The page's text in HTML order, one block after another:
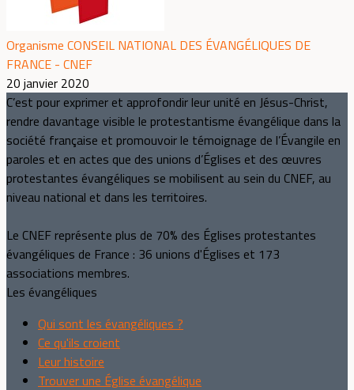
Organisme CONSEIL NATIONAL DES ÉVANGÉLIQUES DE
FRANCE - CNEF
20 janvier 2020
C’est pour exprimer et approfondir leur unité en Jésus-Christ,
rendre davantage visible le protestantisme évangélique dans la
société française et promouvoir le témoignage de l’Évangile en
paroles et en actes que des unions d’Églises et des œuvres
protestantes évangéliques se mobilisent au sein du CNEF, au
niveau national et dans les territoires.
Le CNEF représente plus de 70% des Églises protestantes
évangéliques de France : 36 unions d'Églises et 173
associations membres.
Les évangéliques
Qui sont les évangéliques ?
Ce qu'ils croient
Leur histoire
Trouver une Église évangélique